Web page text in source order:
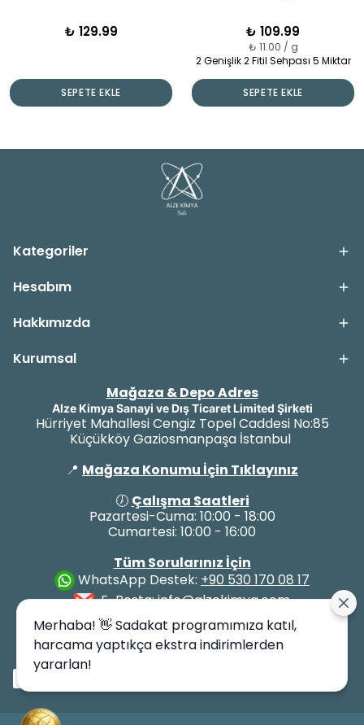
₺ 129.99
SEPETE EKLE
₺ 109.99
₺ 11.00 / g
2 Genişlik 2 Fitil Sehpası 5 Miktar
SEPETE EKLE
Kategoriler
Hesabım
Hakkımızda
Kurumsal
Mağaza & Depo Adres
Alze Kimya Sanayi ve Dış Ticaret Limited Şirketi
Hürriyet Mahallesi Cengiz Topel Caddesi No:85
Küçükköy Gaziosmanpaşa İstanbul
📍 Mağaza Konumu İçin Tıklayınız
🕖 Çalışma Saatleri
Pazartesi-Cuma: 10:00 - 18:00
Cumartesi: 10:00 - 16:00
Tüm Sorularınız İçin
WhatsApp Destek: +90 530 170 08 17
E-Posta:info@alzekimya.com
Merhaba! 👋 Sadakat programımıza katıl,
harcama yaptıkça ekstra indirimlerden
yararlan!